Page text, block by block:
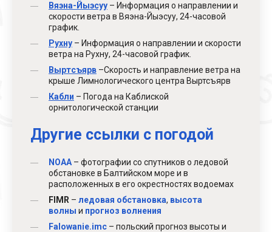
Вяэна-Йыэсуу – Информация о направлении и
скорости ветра в Вяэна-Йыэсуу, 24-часовой
график.
Рухну – Информация о направлении и скорости
ветра на Рухну, 24-часовой график.
Выртсъярв –Скорость и направление ветра на
крыше Лимнологического центра Выртсъярв
Кабли – Погода на Каблиской
орнитологической станции
Другие ссылки с погодой
NOAA – фотографии со спутников о ледовой
обстановке в Балтийском море и в
расположенных в его окрестностях водоемах
FIMR – ледовая обстановка, высота
волны и прогноз волнения
Falowanie.imc – польский прогноз высоты и